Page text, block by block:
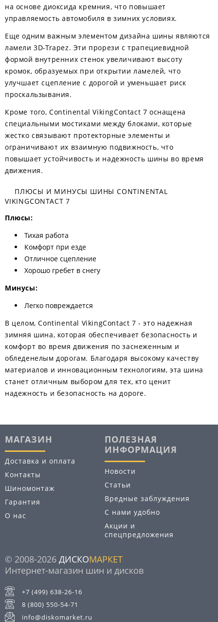
на основе диоксида кремния, что повышает
управляемость автомобиля в зимних условиях.
Еще одним важным элементом дизайна шины являются
ламели 3D-Trapez. Эти прорези с трапециевидной
формой внутренних стенок увеличивают высоту
кромок, образуемых при открытии ламелей, что
улучшает сцепление с дорогой и уменьшает риск
проскальзывания.
Кроме того, Continental VikingContact 7 оснащена
специальными мостиками между блоками, которые
жестко связывают протекторные элементы и
ограничивают их взаимную подвижность, что
повышает устойчивость и надежность шины во время
движения.
ПЛЮСЫ И МИНУСЫ ШИНЫ CONTINENTAL
VIKINGCONTACT 7
Плюсы:
Тихая работа
Комфорт при езде
Отличное сцепление
Хорошо гребет в снегу
Минусы:
Легко повреждается
В целом, Continental VikingContact 7 - это надежная
зимняя шина, которая обеспечивает безопасность и
комфорт во время движения по заснеженным и
обледенелым дорогам. Благодаря высокому качеству
материалов и инновационным технологиям, эта шина
станет отличным выбором для тех, кто ценит
надежность и безопасность на дороге.
МАГАЗИН
Доставка и оплата
Контакты
Шиномонтаж
Гарантия
О нас
ПОЛЕЗНАЯ
ИНФОРМАЦИЯ
Новости
Статьи
Вредные заблуждения
С нами удобно
Акции и
спецпредложения
© 2008-2026 ДИСКОМАРКЕТ
Интернет-магазин шин и дисков
+7 (499) 638-26-16
8 (800) 550-54-71
info@diskomarket.ru